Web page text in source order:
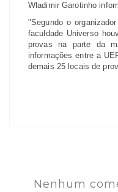
Wladimir Garotinho
"Segundo o
faculdade Universo
provas na parte da
informações entre a
demais 25 locais de
Nenhum